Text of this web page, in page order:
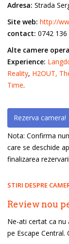
Adresa: Strada
Site web: http://
contact: 0742 136
Alte camere
Experience:
Reality, H2OUT,
Time.
Rezerva camera!
Nota: Confirma
care se deschide
finalizarea
STIRI DESPRE
Review nou
Ne-ati certat ca nu
pe Escape Central.